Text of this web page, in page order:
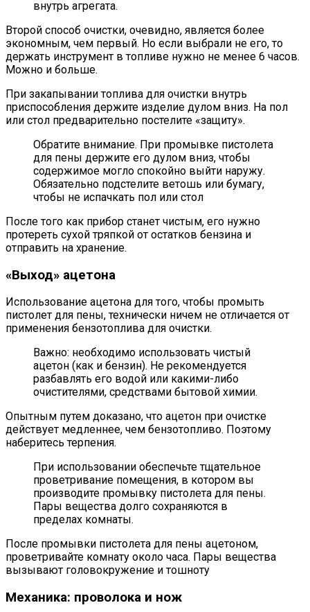
внутрь агрегата.
Второй способ очистки, очевидно, является более
экономным, чем первый. Но если выбрали не его, то
держать инструмент в топливе нужно не менее 6 часов.
Можно и больше.
При закапывании топлива для очистки внутрь
приспособления держите изделие дулом вниз. На пол
или стол предварительно постелите «защиту».
Обратите внимание. При промывке пистолета
для пены держите его дулом вниз, чтобы
содержимое могло спокойно выйти наружу.
Обязательно подстелите ветошь или бумагу,
чтобы не испачкать пол или стол
После того как прибор станет чистым, его нужно
протереть сухой тряпкой от остатков бензина и
отправить на хранение.
«Выход» ацетона
Использование ацетона для того, чтобы промыть
пистолет для пены, технически ничем не отличается от
применения бензотоплива для очистки.
Важно: необходимо использовать чистый
ацетон (как и бензин). Не рекомендуется
разбавлять его водой или какими-либо
очистителями, средствами бытовой химии.
Опытным путем доказано, что ацетон при очистке
действует медленнее, чем бензотопливо. Поэтому
наберитесь терпения.
При использовании обеспечьте тщательное
проветривание помещения, в котором вы
производите промывку пистолета для пены.
Пары вещества долго сохраняются в
пределах комнаты.
После промывки пистолета для пены ацетоном,
проветривайте комнату около часа. Пары вещества
вызывают головокружение и тошноту
Механика: проволока и нож